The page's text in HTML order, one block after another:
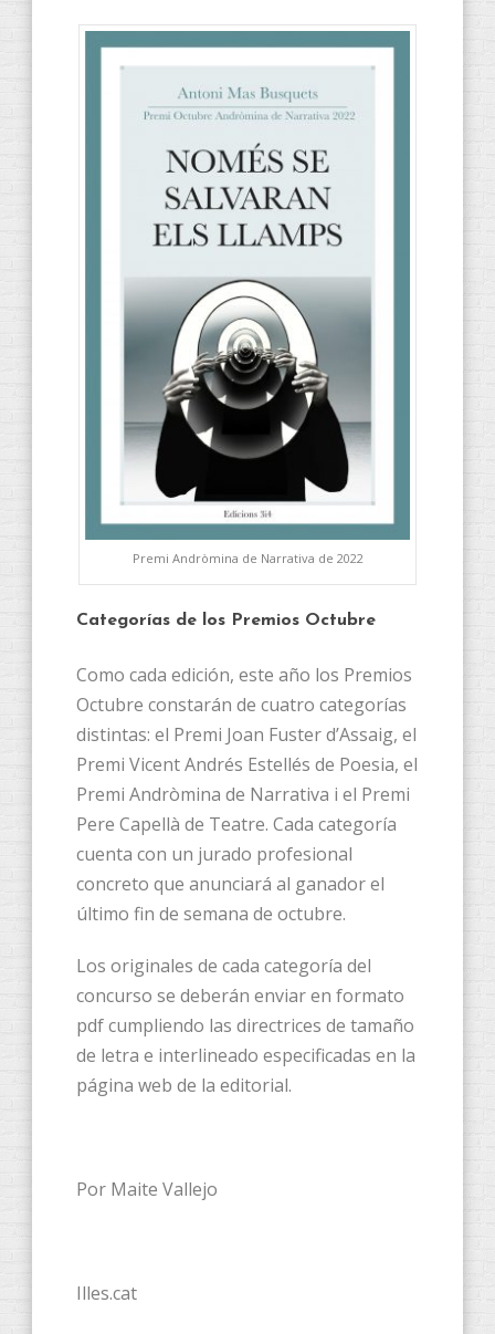
Premi Andròmina de Narrativa de 2022
Categorías de los Premios Octubre
Como cada edición, este año los Premios
Octubre constarán de cuatro categorías
distintas: el Premi Joan Fuster d’Assaig, el
Premi Vicent Andrés Estellés de Poesia, el
Premi Andròmina de Narrativa i el Premi
Pere Capellà de Teatre. Cada categoría
cuenta con un jurado profesional
concreto que anunciará al ganador el
último fin de semana de octubre.
Los originales de cada categoría del
concurso se deberán enviar en formato
pdf cumpliendo las directrices de tamaño
de letra e interlineado especificadas en la
página web de la editorial.
Por Maite Vallejo
Illes.cat